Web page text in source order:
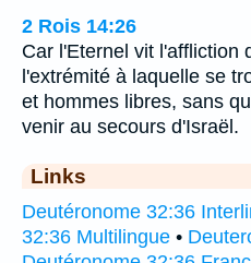
2 Rois 14:26
Car l'Eternel vit l'affliction
l'extrémité à laquelle se
et hommes libres, sans
venir au secours d'Israël.
Links
Deutéronome 32:36
32:36 Multilingue •